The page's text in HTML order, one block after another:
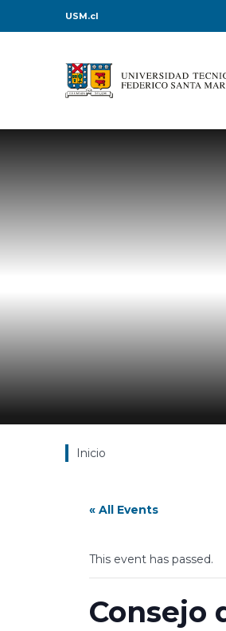
USM.cl
Inicio
« All Events
This event has passed.
Consejo